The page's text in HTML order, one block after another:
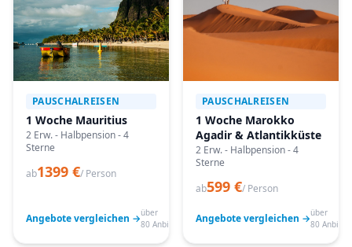
PAUSCHALREISEN
1 Woche Mauritius
2 Erw. - Halbpension - 4
Sterne
ab1399 €/ Person
Angebote vergleichen →über
80 Anbieter
PAUSCHALREISEN
1 Woche Marokko
Agadir & Atlantikküste
2 Erw. - Halbpension - 4
Sterne
ab599 €/ Person
Angebote vergleichen →über
80